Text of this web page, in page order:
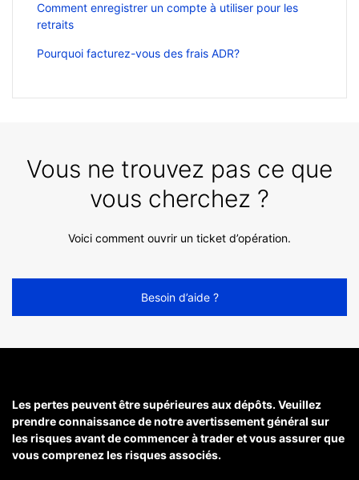
Comment enregistrer un compte à utiliser pour les
retraits
Pourquoi facturez-vous des frais ADR?
Vous ne trouvez pas ce que
vous cherchez ?
Voici comment ouvrir un ticket d’opération.
Besoin d’aide ?
Les pertes peuvent être supérieures aux dépôts. Veuillez
prendre connaissance de notre avertissement général sur
les risques avant de commencer à trader et vous assurer que
vous comprenez les risques associés.